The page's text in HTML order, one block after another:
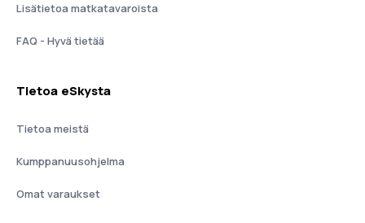
Lisätietoa matkatavaroista
FAQ - Hyvä tietää
Tietoa eSkysta
Tietoa meistä
Kumppanuusohjelma
Omat varaukset